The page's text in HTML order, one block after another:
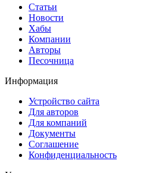
Статьи
Новости
Хабы
Компании
Авторы
Песочница
Информация
Устройство сайта
Для авторов
Для компаний
Документы
Соглашение
Конфиденциальность